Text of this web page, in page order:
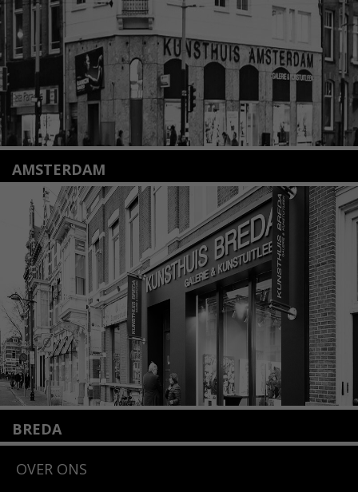
Lees meer
AMSTERDAM
Amstelveenseweg 135
1075 VX Amsterdam
+31 (0)20 2332546
info@kunsthuisamsterdam.nl
Lees meer
BREDA
4818 SB Breda
OVER ONS